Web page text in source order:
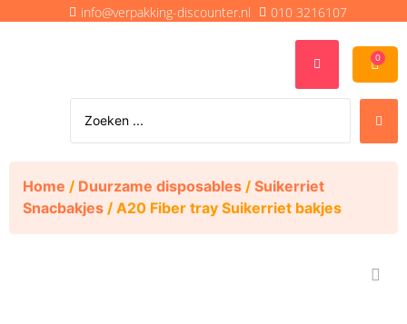
info@verpakking-discounter.nl 010 3216107
0
Home / Duurzame disposables / Suikerriet
Snacbakjes / A20 Fiber tray Suikerriet bakjes